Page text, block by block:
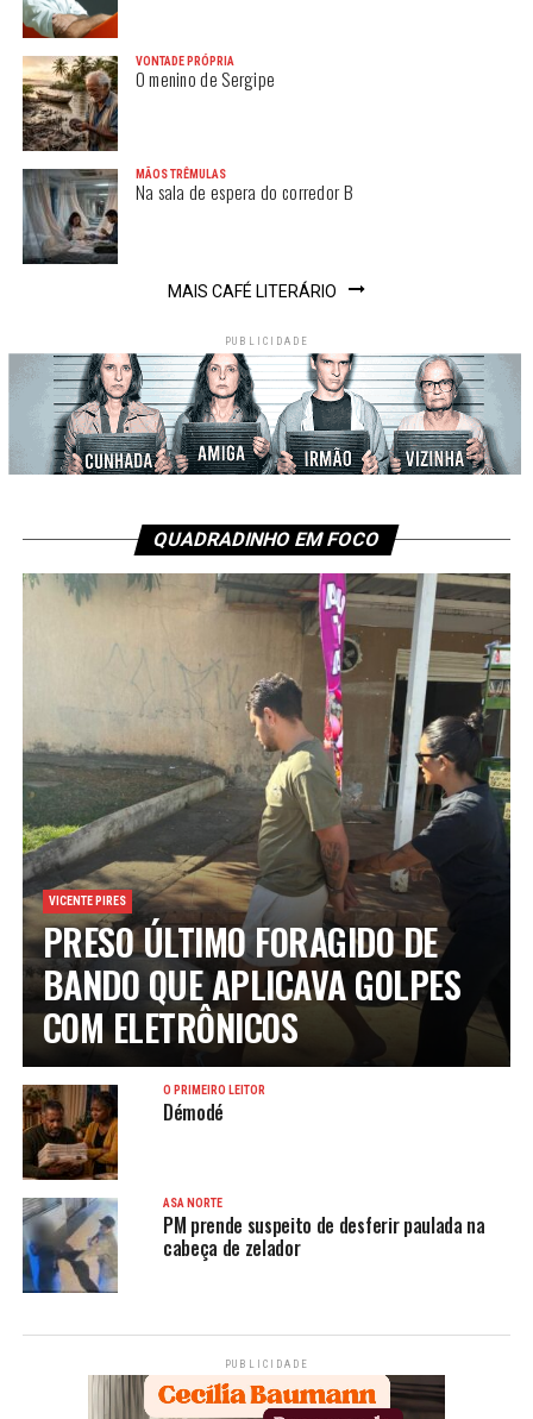
VONTADE PRÓPRIA
O menino de Sergipe
MÃOS TRÊMULAS
Na sala de espera do corredor B
MAIS CAFÉ LITERÁRIO
PUBLICIDADE
QUADRADINHO EM FOCO
VICENTE PIRES
PRESO ÚLTIMO FORAGIDO DE
BANDO QUE APLICAVA GOLPES
COM ELETRÔNICOS
O PRIMEIRO LEITOR
Démodé
ASA NORTE
PM prende suspeito de desferir paulada na
cabeça de zelador
PUBLICIDADE